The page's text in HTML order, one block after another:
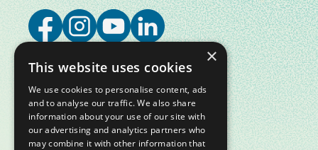
×
This website uses cookies
We use cookies to personalise content, ads
and to analyse our traffic. We also share
information about your use of our site with
our advertising and analytics partners who
may combine it with other information that